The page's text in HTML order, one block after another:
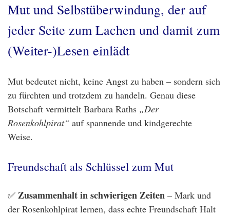
Mut und Selbstüberwindung, der auf
jeder Seite zum Lachen und damit zum
(Weiter-)Lesen einlädt
Mut bedeutet nicht, keine Angst zu haben – sondern sich
zu fürchten und trotzdem zu handeln. Genau diese
Botschaft vermittelt Barbara Raths „Der
Rosenkohlpirat“ auf spannende und kindgerechte
Weise.
Freundschaft als Schlüssel zum Mut
✅ Zusammenhalt in schwierigen Zeiten – Mark und
der Rosenkohlpirat lernen, dass echte Freundschaft Halt